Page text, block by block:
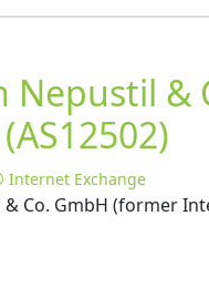
Nepustil &
Internet Exchange
Co. GmbH (former